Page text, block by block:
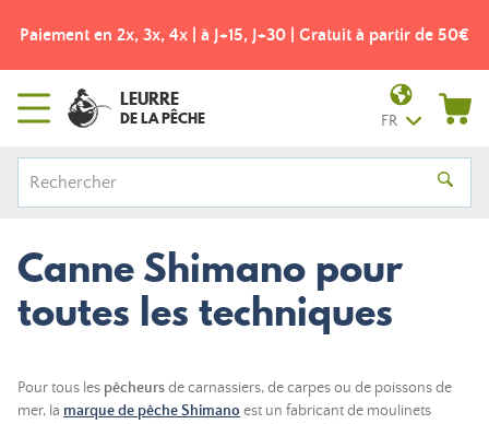
Paiement en 2x, 3x, 4x | à J+15, J+30 | Gratuit à partir de 50€
LEURRE
DE LA PÊCHE FR
Canne Shimano pour
toutes les techniques
Pour tous les pêcheursde carnassiers, de carpes ou de poissons de
mer, la marque de pêche Shimano est un fabricant de moulinets